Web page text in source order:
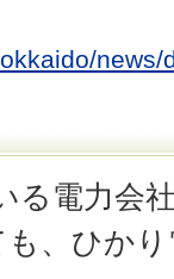
る電力会
、ひか